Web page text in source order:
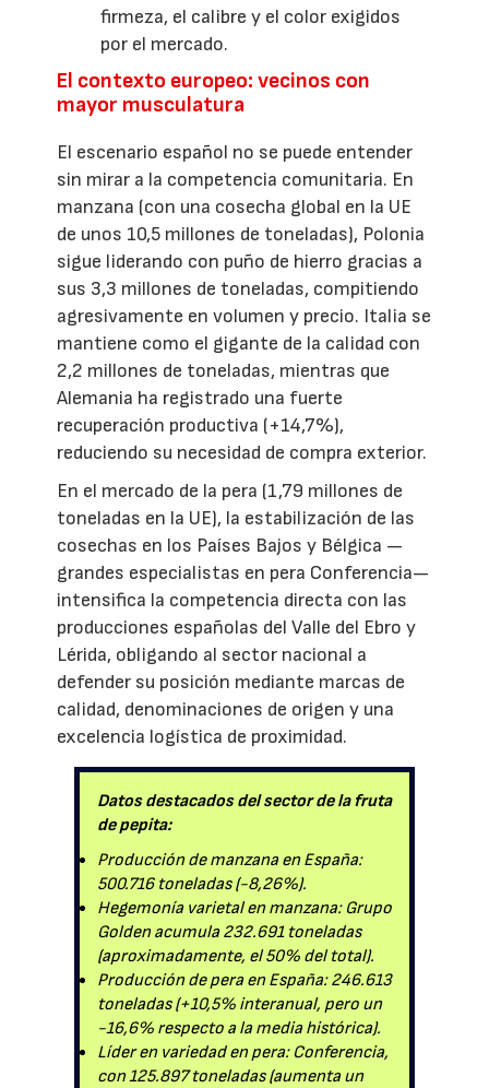
firmeza, el calibre y el color exigidos
por el mercado.
El contexto europeo: vecinos con
mayor musculatura
El escenario español no se puede entender
sin mirar a la competencia comunitaria. En
manzana (con una cosecha global en la UE
de unos 10,5 millones de toneladas), Polonia
sigue liderando con puño de hierro gracias a
sus 3,3 millones de toneladas, compitiendo
agresivamente en volumen y precio. Italia se
mantiene como el gigante de la calidad con
2,2 millones de toneladas, mientras que
Alemania ha registrado una fuerte
recuperación productiva (+14,7%),
reduciendo su necesidad de compra exterior.
En el mercado de la pera (1,79 millones de
toneladas en la UE), la estabilización de las
cosechas en los Países Bajos y Bélgica —
grandes especialistas en pera Conferencia—
intensifica la competencia directa con las
producciones españolas del Valle del Ebro y
Lérida, obligando al sector nacional a
defender su posición mediante marcas de
calidad, denominaciones de origen y una
excelencia logística de proximidad.
Datos destacados del sector de la fruta
de pepita:
Producción de manzana en España:
500.716 toneladas (-8,26%).
Hegemonía varietal en manzana: Grupo
Golden acumula 232.691 toneladas
(aproximadamente, el 50% del total).
Producción de pera en España: 246.613
toneladas (+10,5% interanual, pero un
-16,6% respecto a la media histórica).
Líder en variedad en pera: Conferencia,
con 125.897 toneladas (aumenta un